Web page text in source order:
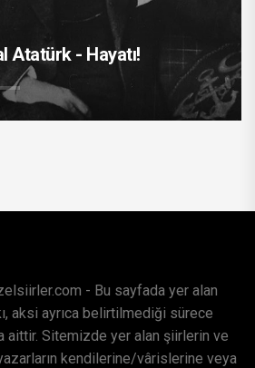
Atatürk - Hayatı!
- Bu sayfada yer alan
aksi ayrıca belirtilmediği sürece
aittir. Sitemizde yer alan şiirlerin ve
kendilerine/vârislerine veya